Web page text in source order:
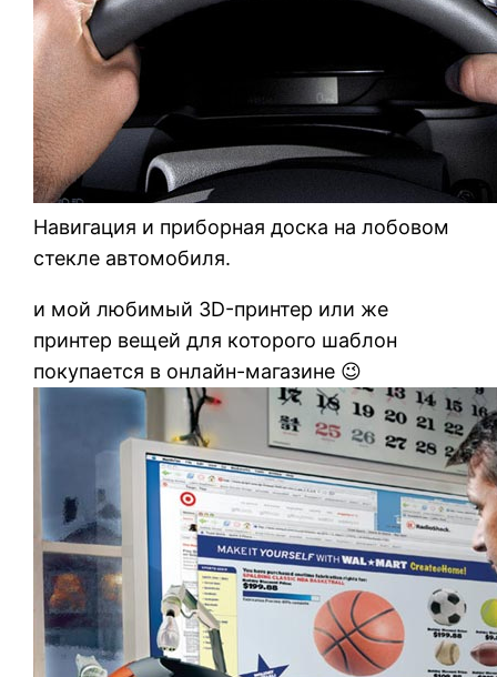
Навигация и приборная доска на лобовом
стекле автомобиля.
и мой любимый 3D-принтер или же
принтер вещей для которого шаблон
покупается в онлайн-магазине 😉